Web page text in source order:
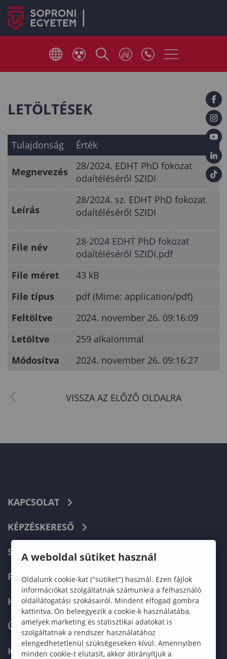
LETÖLTÉSEK
Tulajdonság Érték
Megnevezés
28/2024. EDHT PhD fokozat
odaítéléséről SZIDI
Leírás
28/2024. sz. EDHT PhD fokozat
odaítéléséről SZIDI
File név
28-2024 EDHT PhD fokozat
odaítéléséről SZIDI.pdf
File méret
43 kB
File típus
pdf (Mime: application/pdf)
Feltöltve
2024. november 26. 09:16:09
Letöltve
259 alkalommal
Módosítva
2024. november 26. 09:16:27
KAPCSOLAT
KÉPZÉSKERESŐ
SZERVEZETI FELÉPÍTÉS
FELVÉTELIZŐKNEK
HALLGATÓKNAK
ÜZLETI PARTNEREKNEK
KARRIER
A weboldal sütiket használ
Oldalunk cookie-kat ("sütiket") használ. Ezen fájlok
információkat szolgáltatnak számunkra a felhasználó
oldallátogatási szokásairól. Mindent elfogad gombra
kattintva, Ön beleegyezik a cookie-k használatába,
amelyek marketing és statisztikai adatokat is
szolgáltatnak a rendszer használatához
elengedhetetlenül szükségeseken kívül. Amennyiben
minden cookie-t elutasít, akkor átirányítjuk a